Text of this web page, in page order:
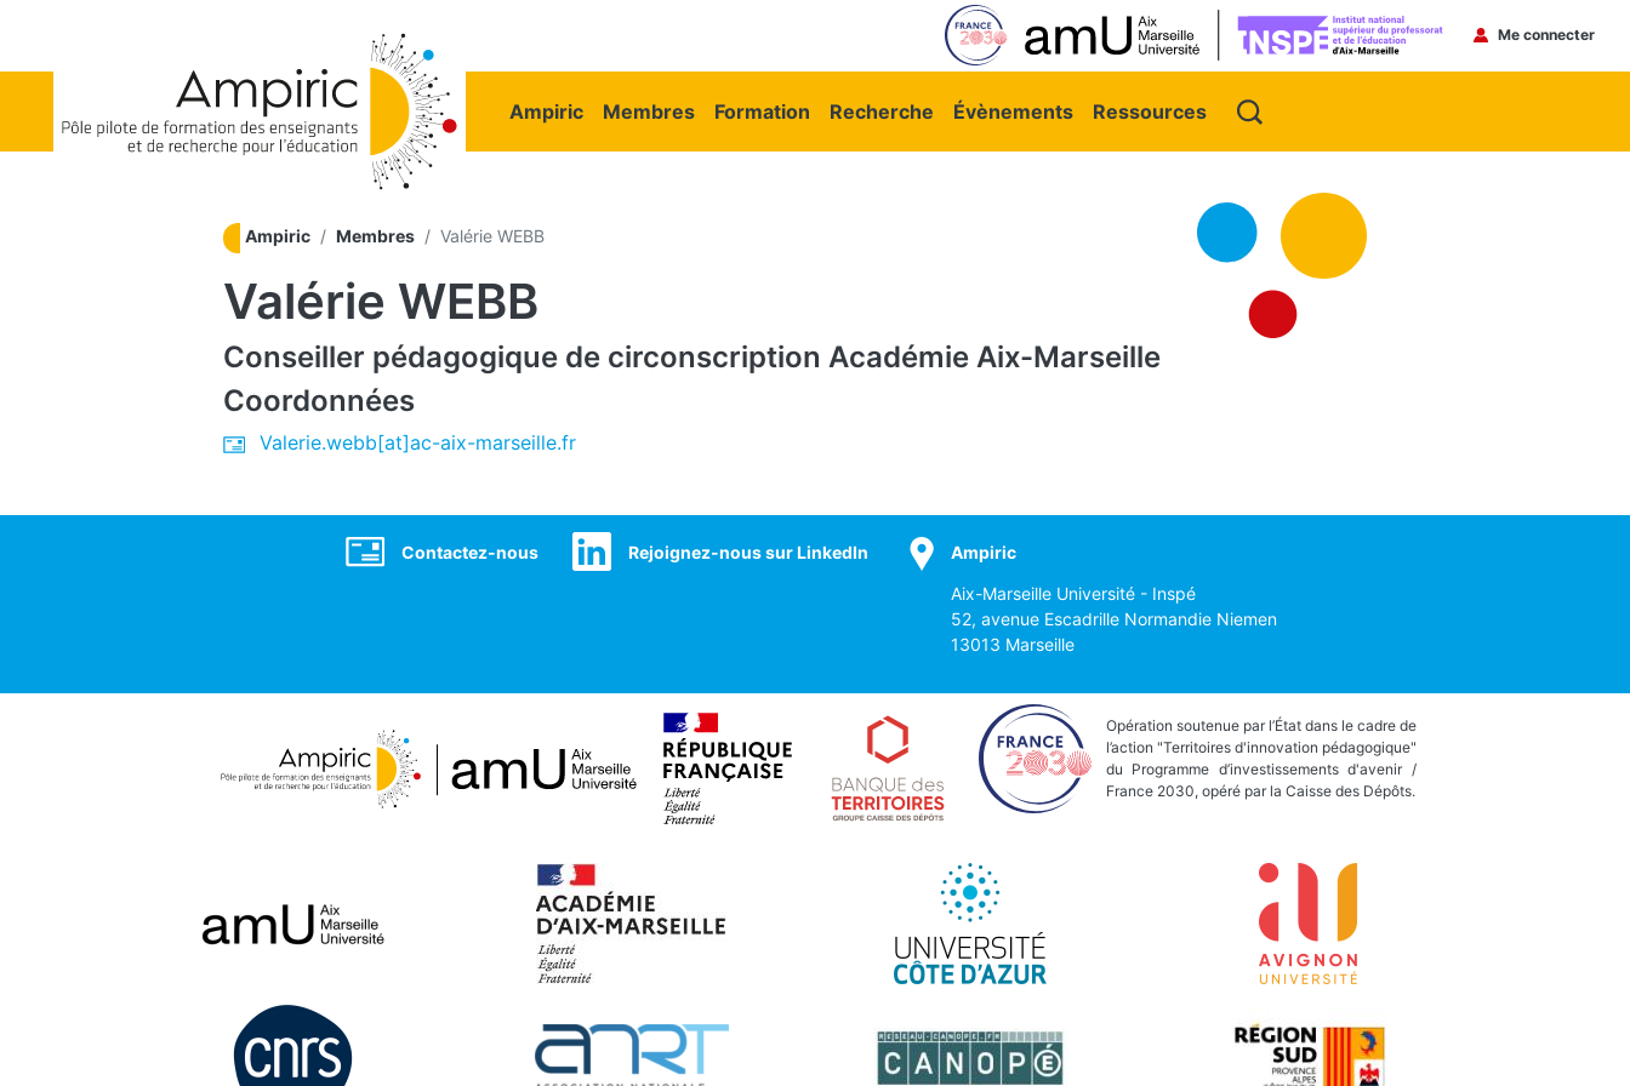
Menu
Me connecter
Navigation principale
Ampiric Membres Formation Recherche Évènements Ressources
Ampiric Membres Valérie WEBB
Valérie WEBB
Conseiller pédagogique de circonscription Académie Aix-Marseille
Coordonnées
Valerie.webb[at]ac-aix-marseille.fr
SocialContactez-nous Rejoignez-nous sur LinkedIn Ampiric
Aix-Marseille Université - Inspé
52, avenue Escadrille Normandie Niemen
13013 Marseille
Opération soutenue par l’État dans le cadre de
l’action "Territoires d'innovation pédagogique"
du Programme d’investissements d'avenir /
France 2030, opéré par la Caisse des Dépôts.